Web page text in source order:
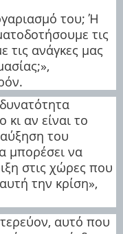
του; Ή
τις
τις ανάγκες μας
κι αν είναι το
του
μπορέσει να
στις χώρες που
την κρίση»,
αυτό που